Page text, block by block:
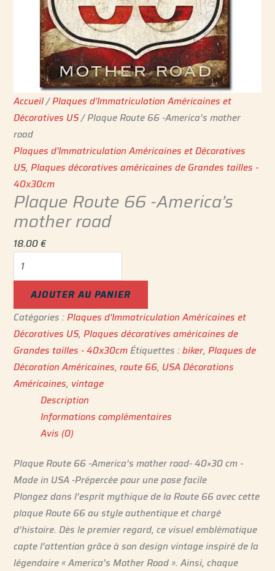
Accueil/Plaques d'Immatriculation Américaines et
Décoratives US/ Plaque Route 66 -America’s mother
road
Plaques d'Immatriculation Américaines et Décoratives
US,Plaques décoratives américaines de Grandes tailles -
40x30cm
Plaque Route 66 -America’s
mother road
18.00€
AJOUTER AU PANIER
Catégories :Plaques d'Immatriculation Américaines et
Décoratives US,Plaques décoratives américaines de
Grandes tailles - 40x30cmÉtiquettes :biker,Plaques de
Décoration Américaines,route 66, USA Décorations
Américaines, vintage
Description
Informations complémentaires
Avis (0)
Plaque Route 66 -America’s mother road- 40×30 cm -
Made in USA -Prépercée pour une pose facile
Plongez dans l’esprit mythique de la Route 66 avec cette
plaque Route 66 au style authentique et chargé
d’histoire. Dès le premier regard, ce visuel emblématique
capte l’attention grâce à son design vintage inspiré de la
légendaire « America’s Mother Road ». Ainsi, chaque